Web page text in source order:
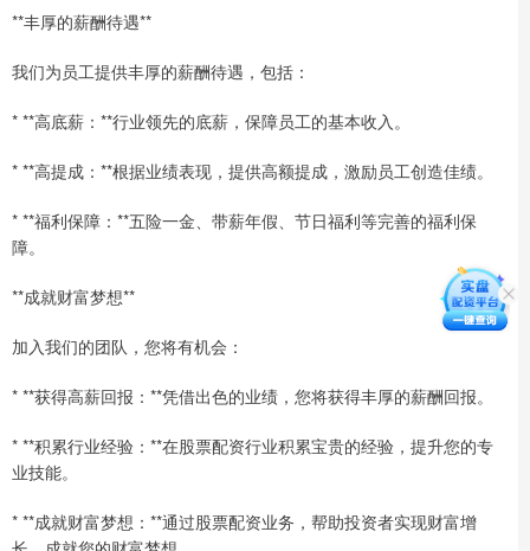
**丰厚的薪酬待遇**
我们为员工提供丰厚的薪酬待遇，包括：
* **高底薪：**行业领先的底薪，保障员工的基本收入。
* **高提成：**根据业绩表现，提供高额提成，激励员工创造佳绩。
* **福利保障：**五险一金、带薪年假、节日福利等完善的福利保
障。
**成就财富梦想**
加入我们的团队，您将有机会：
* **获得高薪回报：**凭借出色的业绩，您将获得丰厚的薪酬回报。
* **积累行业经验：**在股票配资行业积累宝贵的经验，提升您的专
业技能。
* **成就财富梦想：**通过股票配资业务，帮助投资者实现财富增